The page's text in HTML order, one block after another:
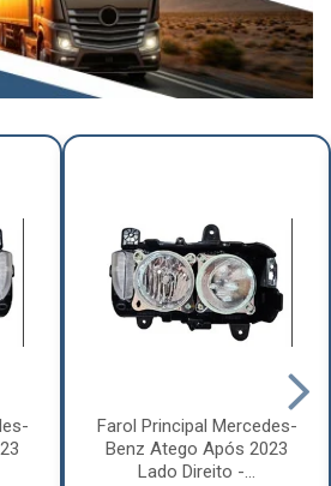
Farol Principal Mercedes-
Benz Atego Após 2023
Lado Direito -...